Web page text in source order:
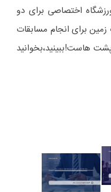
اختصاصی برای دو
برای انجام مسابقات
هاست!ببینید،بخوانید